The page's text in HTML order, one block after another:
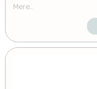
Mere..